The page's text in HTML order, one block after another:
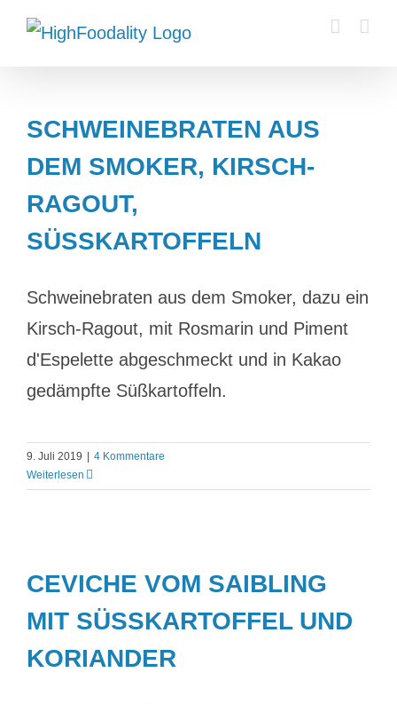
Zum
Inhalt
SCHWEINEBRATEN AUS
DEM SMOKER, KIRSCH-
RAGOUT,
SÜSSKARTOFFELN
Schweinebraten aus dem Smoker, dazu ein
Kirsch-Ragout, mit Rosmarin und Piment
d'Espelette abgeschmeckt und in Kakao
gedämpfte Süßkartoffeln.
9. Juli 2019
4 Kommentare
Weiterlesen
CEVICHE VOM SAIBLING
MIT SÜSSKARTOFFEL UND K
ORIANDER